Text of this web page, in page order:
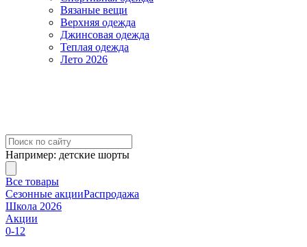
Вязаные вещи
Верхняя одежда
Джинсовая одежда
Теплая одежда
Лето 2026
Например: детские шорты
Все товары
Сезонные акцииРаспродажа
Школа 2026
Акции
0-12